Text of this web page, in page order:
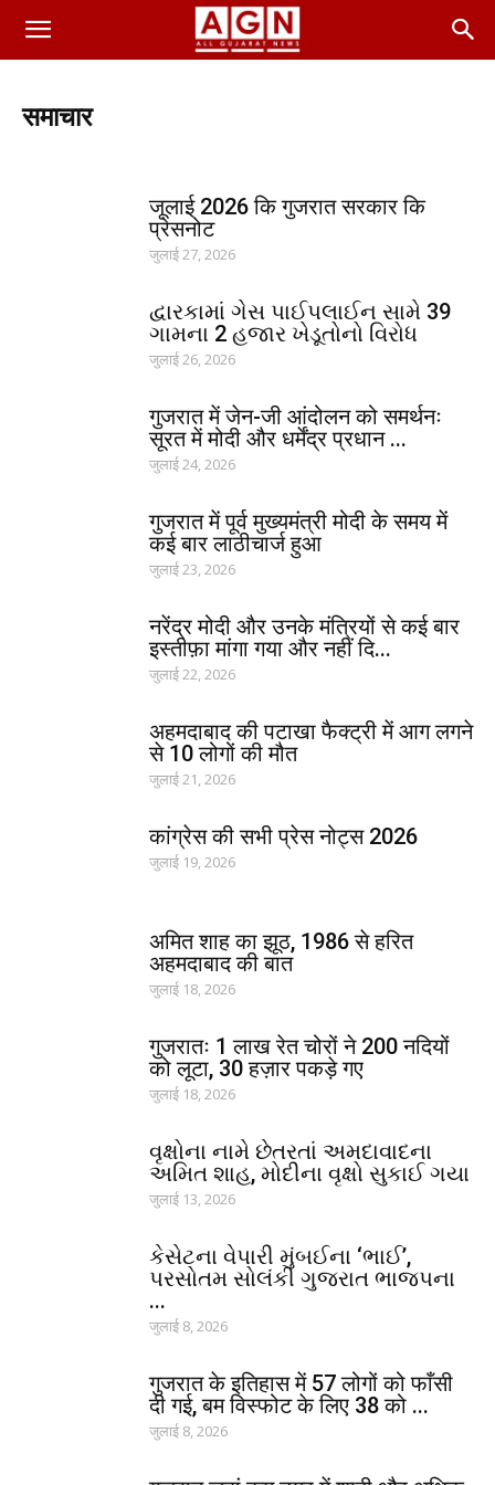
समाचार
गुजरात - विश्व रिकॉर्ड विज्ञान - टेक्नोलॉजी
जूलाई 2026 कि गुजरात सरकार कि
प्रेसनोट
जुलाई 27, 2026
દ્વારકામાં ગેસ પાઈપલાઈન સામે 39
ગામના 2 હજાર ખેડૂતોનો વિરોધ
जुलाई 26, 2026
गुजरात में जेन-जी आंदोलन को समर्थनः
सूरत में मोदी और धर्मेंद्र प्रधान ...
जुलाई 24, 2026
गुजरात में पूर्व मुख्यमंत्री मोदी के समय में
कई बार लाठीचार्ज हुआ
जुलाई 23, 2026
नरेंद्र मोदी और उनके मंत्रियों से कई बार
इस्तीफ़ा मांगा गया और नहीं दि...
जुलाई 22, 2026
अहमदाबाद की पटाखा फैक्ट्री में आग लगने
से 10 लोगों की मौत
जुलाई 21, 2026
कांग्रेस की सभी प्रेस नोट्स 2026
जुलाई 19, 2026
अमित शाह का झूठ, 1986 से हरित
अहमदाबाद की बात
जुलाई 18, 2026
गुजरातः 1 लाख रेत चोरों ने 200 नदियों
को लूटा, 30 हज़ार पकड़े गए
जुलाई 18, 2026
વૃક્ષોના નામે છેતરતાં અમદાવાદના
અમિત શાહ, મોદીના વૃક્ષો સુકાઈ ગયા
जुलाई 13, 2026
કેસેટના વેપારી મુંબઈના ‘ભાઈ’,
પરસોતમ સોલંકી ગુજરાત ભાજપના
...
जुलाई 8, 2026
गुजरात के इतिहास में 57 लोगों को फाँसी
दी गई, बम विस्फोट के लिए 38 को ...
जुलाई 8, 2026